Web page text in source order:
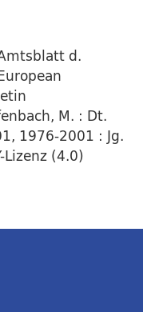
d.
M. : Dt.
1976-2001 : Jg.
Lizenz (4.0)